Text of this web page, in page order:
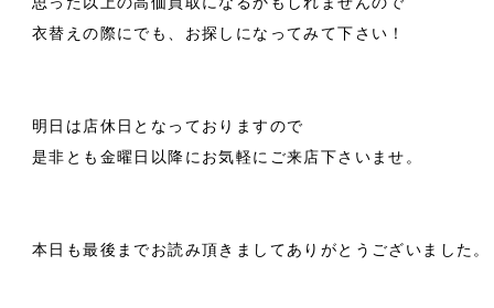
衣替えの際にでも、お探しになってみて下さい！
明日は店休日となっておりますので
是非とも金曜日以降にお気軽にご来店下さいませ。
本日も最後までお読み頂きましてありがとうございました。